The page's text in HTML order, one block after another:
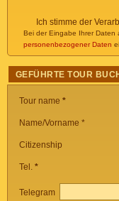
Ich stimme der
Bei der Eingabe Ihrer Daten
personenbezogener Daten
GEFÜHRTE TOUR
Tour name *
Name/Vorname *
Citizenship
Tel. *
Telegram